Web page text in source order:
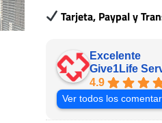
Tarjeta, Paypal y
Excelente
Give1Life
4.9
Ver todos los